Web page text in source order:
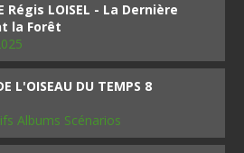
Régis LOISEL - La Dernière
la Forêt
L'OISEAU DU TEMPS 8
Albums Scénarios